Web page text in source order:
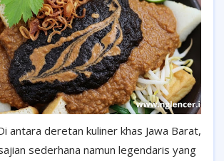
antara deretan kuliner khas Jawa Barat,
sederhana namun legendaris yang